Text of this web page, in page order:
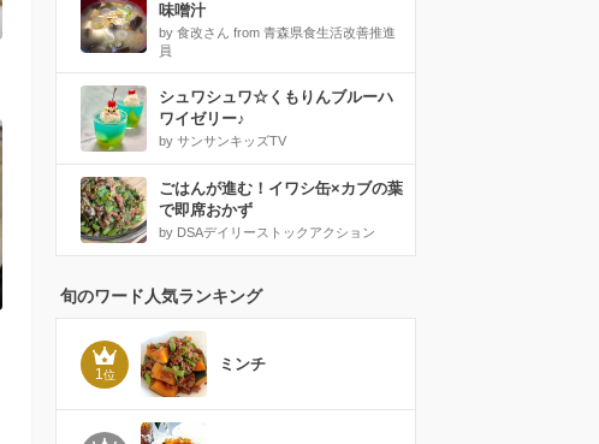
味噌汁
by 食改さん from 青森県食生活改善推進
員
シュワシュワ☆くもりんブルーハ
ワイゼリー♪
by サンサンキッズTV
ごはんが進む！イワシ缶×カブの葉
で即席おかず
by DSAデイリーストックアクション
旬のワード人気ランキング
1位
ミンチ